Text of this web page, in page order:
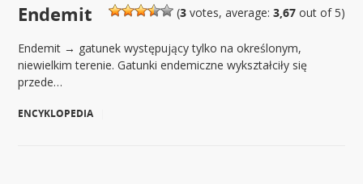
(3votes, average: 3,67out of 5)
Endemit
Endemit → gatunek występujący tylko na określonym,
niewielkim terenie. Gatunki endemiczne wykształciły się
przede…
ENCYKLOPEDIA